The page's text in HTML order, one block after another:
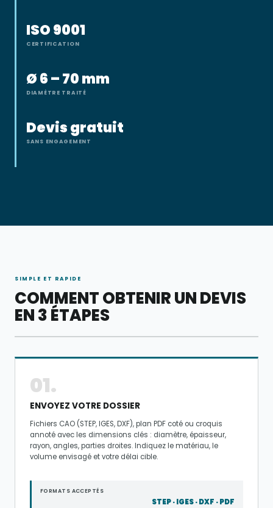
ISO 9001
CERTIFICATION
Ø 6 – 70 mm
DIAMÈTRE TRAITÉ
Devis gratuit
SANS ENGAGEMENT
SIMPLE ET RAPIDE
COMMENT OBTENIR UN DEVIS
EN 3 ÉTAPES
01.
ENVOYEZ VOTRE DOSSIER
Fichiers CAO (STEP, IGES, DXF), plan PDF coté ou croquis
annoté avec les dimensions clés : diamètre, épaisseur,
rayon, angles, parties droites. Indiquez le matériau, le
volume envisagé et votre délai cible.
FORMATS ACCEPTÉS
STEP · IGES · DXF · PDF